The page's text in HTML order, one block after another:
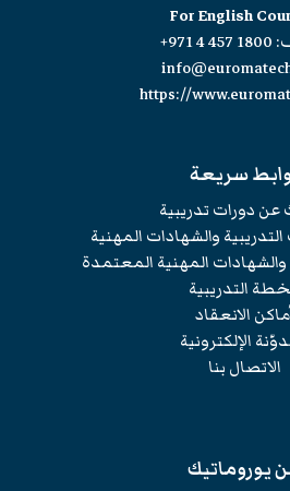
For English
+971 4 457 1800
https://
سريعة
عن دورات تدريبية
والشهادات المهنية
والشهادات المهنية المعتمدة
التدريبية
الانعقاد
الإلكترونية
الاتصال بنا
يوروماتيك